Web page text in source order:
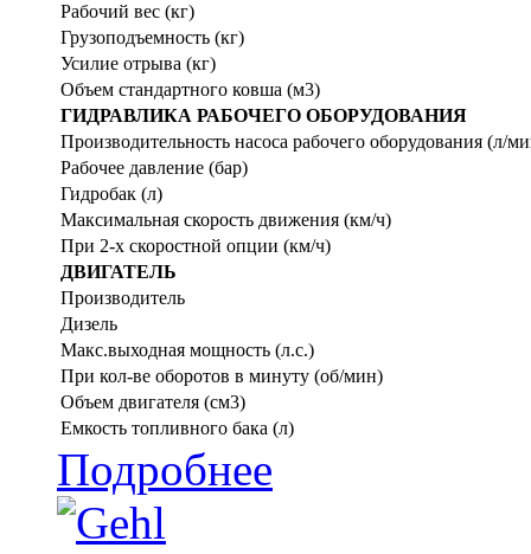
Рабочий вес (кг)
Грузоподъемность (кг)
Усилие отрыва (кг)
Объем стандартного ковша (м3)
ГИДРАВЛИКА РАБОЧЕГО ОБОРУДОВАНИЯ
Производительность насоса рабочего оборудования (л/
Рабочее давление (бар)
Гидробак (л)
Максимальная скорость движения (км/ч)
При 2-х скоростной опции (км/ч)
ДВИГАТЕЛЬ
Производитель
Дизель
Макс.выходная мощность (л.с.)
При кол-ве оборотов в минуту (об/мин)
Объем двигателя (см3)
Емкость топливного бака (л)
Подробнее